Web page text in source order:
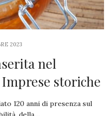
2023
nel
storiche
120 anni di presenza sul